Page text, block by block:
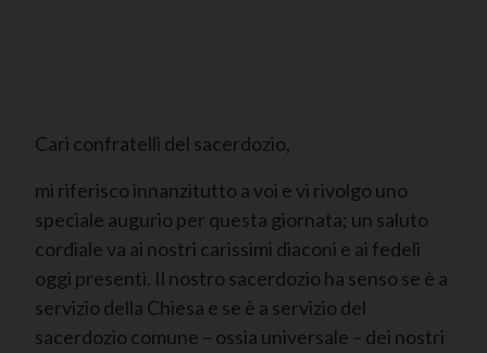
Cari confratelli del sacerdozio,
mi riferisco innanzitutto a voi e vi rivolgo uno
speciale augurio per questa giornata; un saluto
cordiale va ai nostri carissimi diaconi e ai fedeli
oggi presenti. Il nostro sacerdozio ha senso se è a
servizio della Chiesa e se è a servizio del
sacerdozio comune – ossia universale – dei nostri